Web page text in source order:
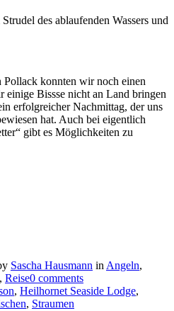
des ablaufenden Wassers und
Pollack konnten wir noch einen
einige Bissse nicht an Land bringen
erfolgreicher Nachmittag, der uns
hat. Auch bei eigentlich
gibt es Möglichkeiten zu
Sascha Hausmann in Angeln,
, Reise0 comments
, Heilhornet Seaside Lodge,
, Straumen